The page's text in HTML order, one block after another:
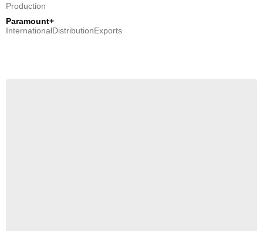
Production
Paramount+
InternationalDistributionExports